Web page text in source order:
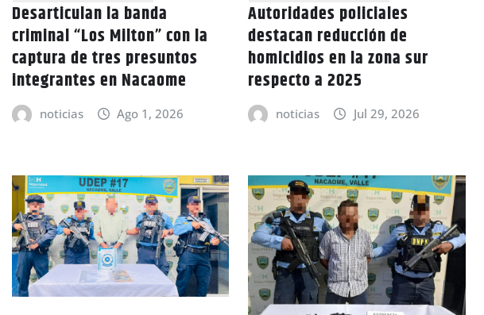
Desarticulan la banda
criminal “Los Milton” con la
captura de tres presuntos
integrantes en Nacaome
noticias Ago 1, 2026
Autoridades policiales
destacan reducción de
homicidios en la zona sur
respecto a 2025
noticias Jul 29, 2026